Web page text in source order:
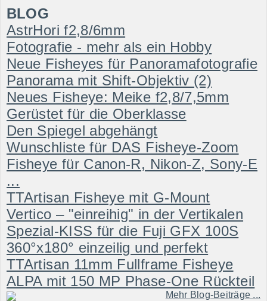
BLOG
AstrHori f2,8/6mm
Fotografie - mehr als ein Hobby
Neue Fisheyes für Panoramafotografie
Panorama mit Shift-Objektiv (2)
Neues Fisheye: Meike f2,8/7,5mm
Gerüstet für die Oberklasse
Den Spiegel abgehängt
Wunschliste für DAS Fisheye-Zoom
Fisheye für Canon-R, Nikon-Z, Sony-E
...
TTArtisan Fisheye mit G-Mount
Vertico – "einreihig" in der Vertikalen
Spezial-KISS für die Fuji GFX 100S
360°x180° einzeilig und perfekt
TTArtisan 11mm Fullframe Fisheye
ALPA mit 150 MP Phase-One Rückteil
Mehr Blog-Beiträge ...